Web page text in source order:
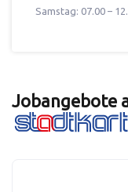
Samstag: 07.00 –
Jobangebote